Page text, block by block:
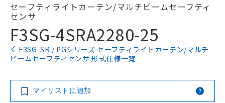
セーフティライトカーテン/マルチビームセーフティ
センサ
F3SG-4SRA2280-25
F3SG-SR / PGシリーズ セーフティライトカーテン/マルチ
ビームセーフティセンサ 形式仕様一覧
マイリストに追加